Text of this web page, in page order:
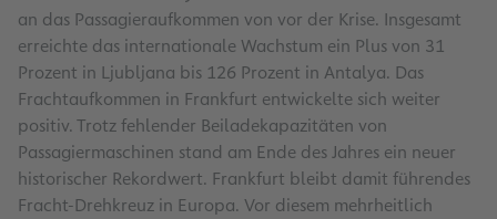
an das Passagieraufkommen von vor der Krise. Insgesamt
erreichte das internationale Wachstum ein Plus von 31
Prozent in Ljubljana bis 126 Prozent in Antalya. Das
Frachtaufkommen in Frankfurt entwickelte sich weiter
positiv. Trotz fehlender Beiladekapazitäten von
Passagiermaschinen stand am Ende des Jahres ein neuer
historischer Rekordwert. Frankfurt bleibt damit führendes
Fracht-Drehkreuz in Europa. Vor diesem mehrheitlich